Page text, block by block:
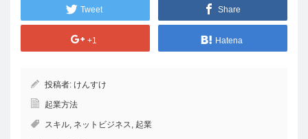
Tweet Share
+1 Hatena
投稿者: けんすけ
起業方法
スキル, ネットビジネス, 起業